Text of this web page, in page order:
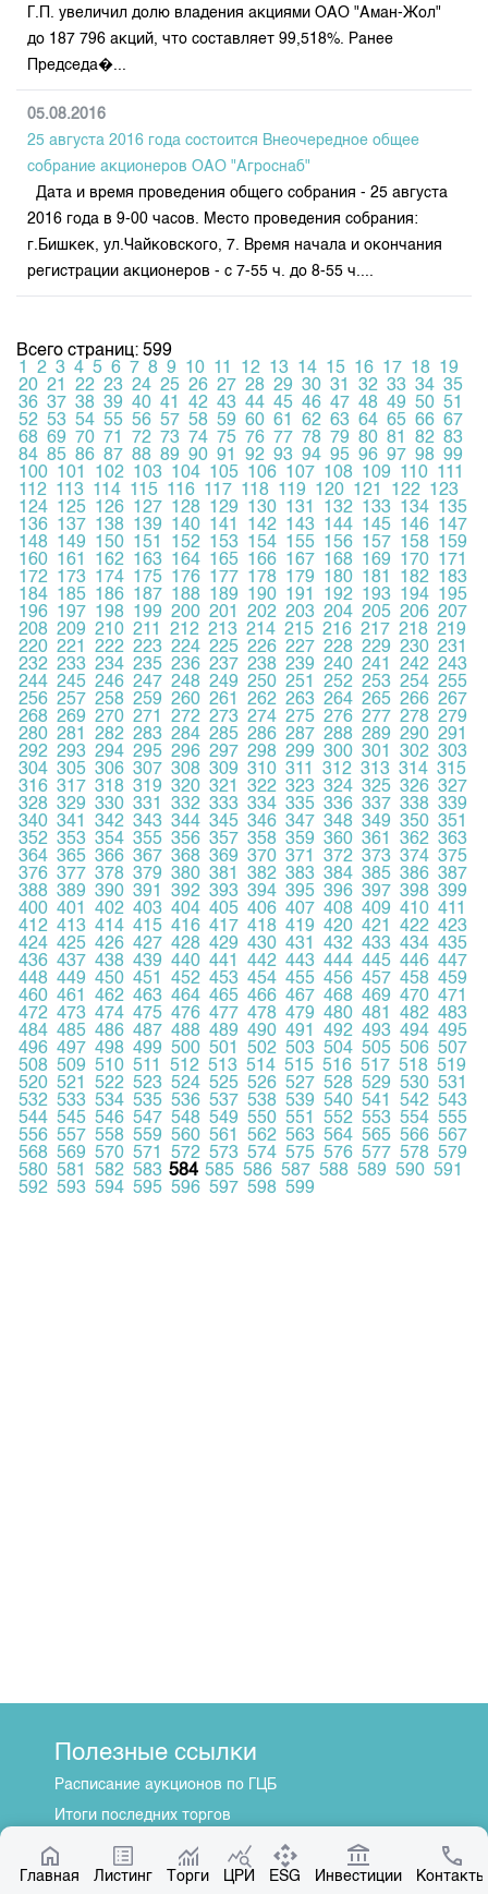
Главная Листинг Торги ЦРИ ESG Инвестиции Контакты
Г.П. увеличил долю владения акциями ОАО "Аман-Жол"
до 187 796 акций, что составляет 99,518%. Ранее
Председа�...
05.08.2016
25 августа 2016 года состоится Внеочередное общее
собрание акционеров ОАО "Агроснаб"
Дата и время проведения общего собрания - 25 августа
2016 года в 9-00 часов. Место проведения собрания:
г.Бишкек, ул.Чайковского, 7. Время начала и окончания
регистрации акционеров - с 7-55 ч. до 8-55 ч....
Всего страниц: 599
1
2 3 4 5 6 7 8 9 10 11 12 13 14 15 16 17 18 19
20 21 22 23 24 25 26 27 28 29 30 31 32 33 34 35
36 37 38 39 40 41 42 43 44 45 46 47 48 49 50 51
52 53 54 55 56 57 58 59 60 61 62 63 64 65 66 67
68 69 70 71 72 73 74 75 76 77 78 79 80 81 82 83
84 85 86 87 88 89 90 91 92 93 94 95 96 97 98 99
100 101 102 103 104 105 106 107 108 109 110 111
112 113 114 115 116 117 118 119 120 121 122 123
124 125 126 127 128 129 130 131 132 133 134 135
136 137 138 139 140 141 142 143 144 145 146 147
148 149 150 151 152 153 154 155 156 157 158 159
160 161 162 163 164 165 166 167 168 169 170 171
172 173 174 175 176 177 178 179 180 181 182 183
184 185 186 187 188 189 190 191 192 193 194 195
196 197 198 199 200 201 202 203 204 205 206 207
208 209 210 211 212 213 214 215 216 217 218 219
220 221 222 223 224 225 226 227 228 229 230 231
232 233 234 235 236 237 238 239 240 241 242 243
244 245 246 247 248 249 250 251 252 253 254 255
256 257 258 259 260 261 262 263 264 265 266 267
268 269 270 271 272 273 274 275 276 277 278 279
280 281 282 283 284 285 286 287 288 289 290 291
292 293 294 295 296 297 298 299 300 301 302 303
304 305 306 307 308 309 310 311 312 313 314 315
316 317 318 319 320 321 322 323 324 325 326 327
328 329 330 331 332 333 334 335 336 337 338 339
340 341 342 343 344 345 346 347 348 349 350 351
352 353 354 355 356 357 358 359 360 361 362 363
364 365 366 367 368 369 370 371 372 373 374 375
376 377 378 379 380 381 382 383 384 385 386 387
388 389 390 391 392 393 394 395 396 397 398 399
400 401 402 403 404 405 406 407 408 409 410 411
412 413 414 415 416 417 418 419 420 421 422 423
424 425 426 427 428 429 430 431 432 433 434 435
436 437 438 439 440 441 442 443 444 445 446 447
448 449 450 451 452 453 454 455 456 457 458 459
460 461 462 463 464 465 466 467 468 469 470 471
472 473 474 475 476 477 478 479 480 481 482 483
484 485 486 487 488 489 490 491 492 493 494 495
496 497 498 499 500 501 502 503 504 505 506 507
508 509 510 511 512 513 514 515 516 517 518 519
520 521 522 523 524 525 526 527 528 529 530 531
532 533 534 535 536 537 538 539 540 541 542 543
544 545 546 547 548 549 550 551 552 553 554 555
556 557 558 559 560 561 562 563 564 565 566 567
568 569 570 571 572 573 574 575 576 577 578 579
580 581 582 583 584 585 586 587 588 589 590 591
592 593 594 595 596 597 598 599
Полезные ссылки
Расписание аукционов по ГЦБ
Итоги последних торгов
Котировки по ЦБ
Центр раскрытия информации